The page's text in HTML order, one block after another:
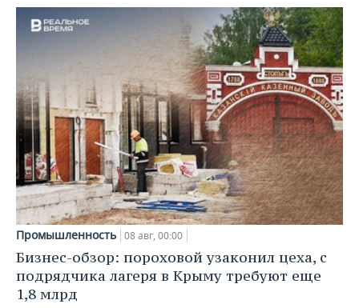
Промышленность 08 авг, 00:00
Бизнес-обзор: пороховой узаконил цеха, с
подрядчика лагеря в Крыму требуют еще
1,8 млрд